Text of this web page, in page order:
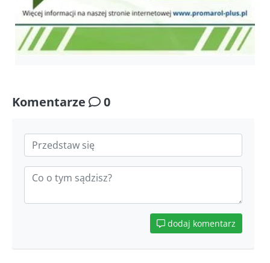
Komentarze 0
dodaj komentarz